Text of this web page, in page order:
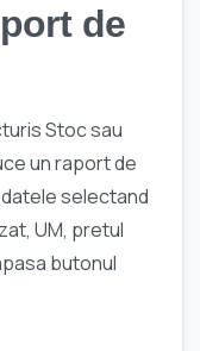
de
Stoc sau
un raport de
selectand
UM, pretul
butonul